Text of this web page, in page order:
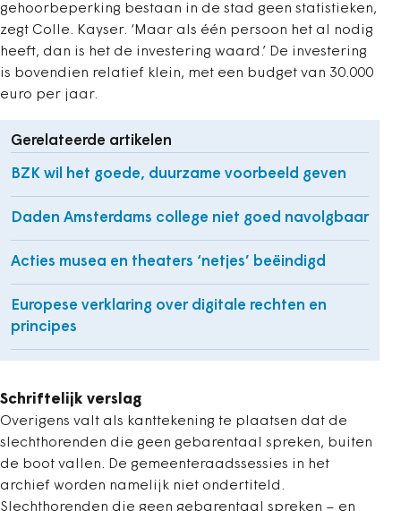
gehoorbeperking bestaan in de stad geen statistieken,
zegt Colle. Kayser. ‘Maar als één persoon het al nodig
heeft, dan is het de investering waard.’ De investering
is bovendien relatief klein, met een budget van 30.000
euro per jaar.
Gerelateerde artikelen
BZK wil het goede, duurzame voorbeeld geven
Daden Amsterdams college niet goed navolgbaar
Acties musea en theaters ‘netjes’ beëindigd
Europese verklaring over digitale rechten en
principes
Schriftelijk verslag
Overigens valt als kanttekening te plaatsen dat de
slechthorenden die geen gebarentaal spreken, buiten
de boot vallen. De gemeenteraadssessies in het
archief worden namelijk niet ondertiteld.
Slechthorenden die geen gebarentaal spreken – en